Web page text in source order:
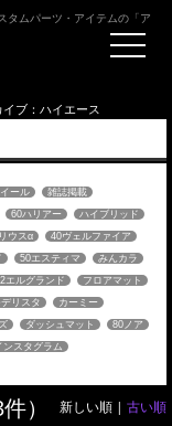
タムパーツ・アイテムの「ア
ブ：ハイエース
ール
雑誌掲載
60ハリアー
ハイブリッド
ウスα
40ヴェルファイア
50エスティマ
みんカラ
エルグランド
フロアマット
デリスタ
カーミー
ダッシュマット
80ノア
ンスタグラム
） 新しい順 | 古い順